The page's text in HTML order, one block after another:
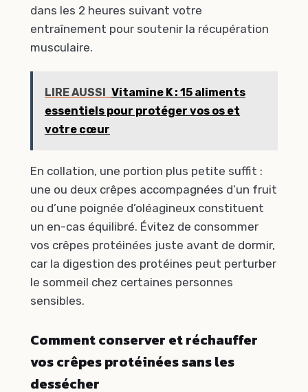
dans les 2 heures suivant votre
entraînement pour soutenir la récupération
musculaire.
LIRE AUSSI Vitamine K : 15 aliments
essentiels pour protéger vos os et
votre cœur
En collation, une portion plus petite suffit :
une ou deux crêpes accompagnées d’un fruit
ou d’une poignée d’oléagineux constituent
un en-cas équilibré. Évitez de consommer
vos crêpes protéinées juste avant de dormir,
car la digestion des protéines peut perturber
le sommeil chez certaines personnes
sensibles.
Comment conserver et réchauffer
vos crêpes protéinées sans les
dessécher